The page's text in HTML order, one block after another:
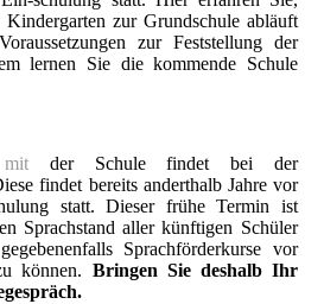
zur Grundschule abläuft
zur Feststellung der
lernen Sie die kommende Schule
mit der Schule findet bei der
findet bereits anderthalb Jahre vor
statt. Dieser frühe Termin ist
Sprachstand aller künftigen Schüler
Sprachförderkurse vor
können. Bringen Sie deshalb Ihr